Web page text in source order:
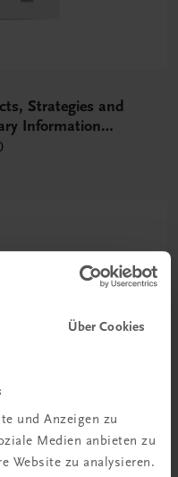
Über Cookies
und Anzeigen zu
Medien anbieten zu
Website zu analysieren.
Strategies and
Information